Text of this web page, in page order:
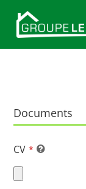
Documents
CV *